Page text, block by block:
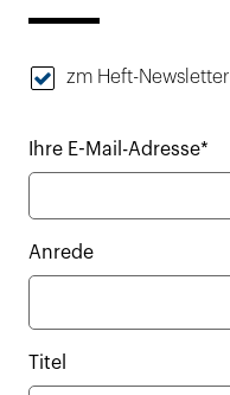
zm Heft-Newsletter
Ihre E-Mail-Adresse*
Anrede
Titel